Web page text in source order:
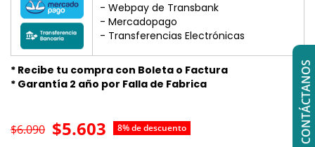
- Webpay de Transbank
- Mercadopago
- Transferencias Electrónicas
* Recibe tu compra con Boleta o Factura
* Garantía 2 año por Falla de Fabrica
$5.603 8% de descuento
$6.090
CONTÁCTANOS